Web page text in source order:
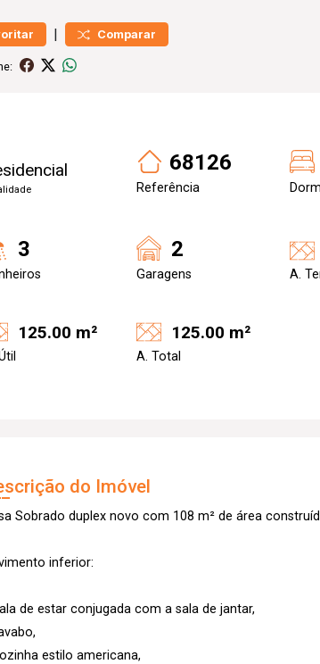
| Comparar
68126
Referência
3 2
Garagens A.
125.00 m² 125.00 m²
A. Total
do Imóvel
Sobrado duplex novo com 108 m² de área
inferior:
de estar conjugada com a sala de jantar,
estilo americana,